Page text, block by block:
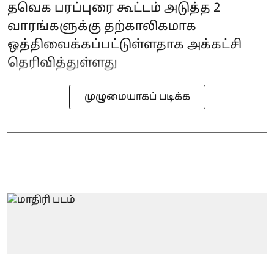
தவெக பரப்புரை கூட்டம் அடுத்த 2
வாரங்களுக்கு தற்காலிகமாக
ஒத்திவைக்கப்பட்டுள்ளதாக அக்கட்சி
தெரிவித்துள்ளது
முழுமையாகப் படிக்க